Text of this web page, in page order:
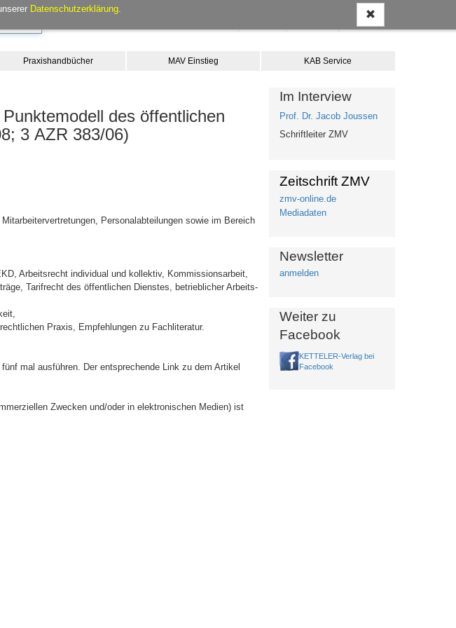
Datenschutzerklärung.
Warenkorb
Praxishandbücher MAV Einstieg KAB Service
des öffentlichen
3 AZR 383/06)
Personalabteilungen sowie im Bereich
Arbeitsrecht individual und kollektiv, Kommissionsarbeit,
Tarifrecht des öffentlichen Dienstes, betrieblicher Arbeits-
Praxis, Empfehlungen zu Fachliteratur.
mal ausführen. Der entsprechende Link zu dem Artikel
Zwecken und/oder in elektronischen Medien) ist
Im Interview
Prof. Dr. Jacob Joussen
Schriftleiter ZMV
Zeitschrift ZMV
zmv-online.de
Mediadaten
Newsletter
anmelden
Weiter zu
Facebook
KETTELER-Verlag bei
Facebook